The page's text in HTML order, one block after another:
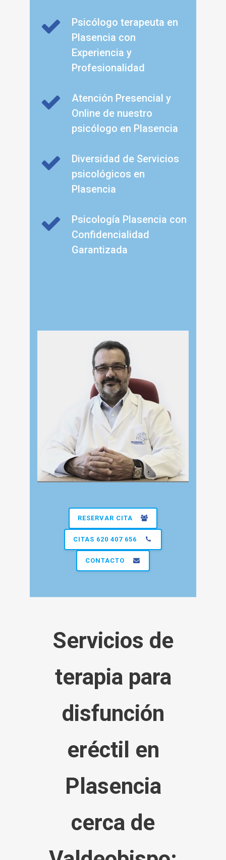
Psicólogo terapeuta en
Plasencia con
Experiencia y
Profesionalidad
Atención Presencial y
Online de nuestro
psicólogo en Plasencia
Diversidad de Servicios
psicológicos en
Plasencia
Psicología Plasencia con
Confidencialidad
Garantizada
RESERVAR CITA
CITAS 620 407 656
CONTACTO
Servicios de
terapia para
disfunción
eréctil en
Plasencia
cerca de